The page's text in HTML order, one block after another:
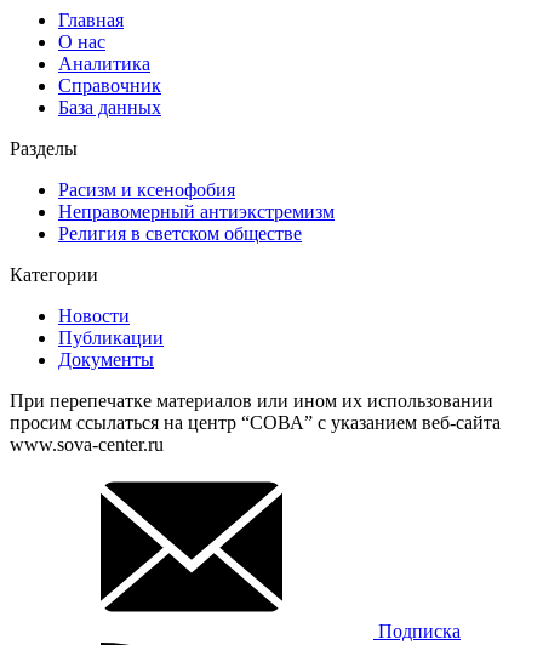
Главная
О нас
Аналитика
Справочник
База данных
Разделы
Расизм и ксенофобия
Неправомерный антиэкстремизм
Религия в светском обществе
Категории
Новости
Публикации
Документы
При перепечатке материалов или ином их использовании
просим ссылаться на центр “СОВА” с указанием веб-сайта
www.sova-center.ru
Подписка